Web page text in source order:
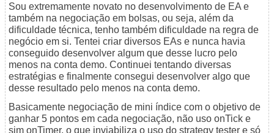
Sou extremamente novato no desenvolvimento de EA e
também na negociação em bolsas, ou seja, além da
dificuldade técnica, tenho também dificuldade na regra de
negócio em si. Tentei criar diversos EAs e nunca havia
conseguido desenvolver algum que desse lucro pelo
menos na conta demo. Continuei tentando diversas
estratégias e finalmente consegui desenvolver algo que
desse resultado pelo menos na conta demo.
Basicamente negociação de mini índice com o objetivo de
ganhar 5 pontos em cada negociação, não uso onTick e
sim onTimer, o que inviabiliza o uso do strategy tester e só